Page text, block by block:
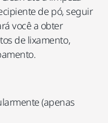
de pó, seguir
você a obter
de lixamento,
(apenas